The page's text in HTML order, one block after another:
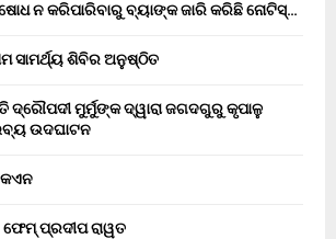
ନ କରିପାରିବାରୁ ବ୍ୟାଙ୍କ ଜାରି କରିଛି ନୋଟିସ୍…
ସାମର୍ଥ୍ୟ ଶିବିର ଅନୁଷ୍ଠିତ
ଦ୍ରୌପଦୀ ମୁର୍ମୁଙ୍କ ଦ୍ୱାରା ଜଗଦଗୁରୁ କୃପାଳୁ
ଉଦଘାଟନ
କଏନ
ପ୍ରଦୀପ ରାୱତ